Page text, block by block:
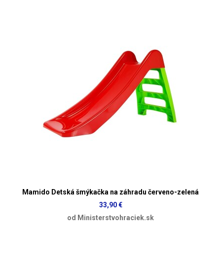
Mamido Detská šmýkačka na záhradu červeno-zelená
33,90 €
od Ministerstvohraciek.sk